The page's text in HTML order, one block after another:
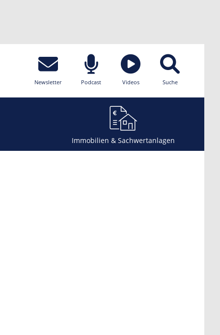
Newsletter Podcast Videos Suche
Immobilien & Sachwertanlagen